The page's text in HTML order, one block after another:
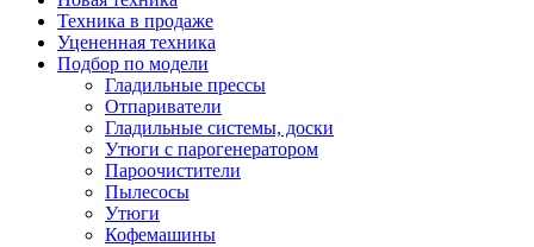
Техника в продаже
Уцененная техника
Подбор по модели
Гладильные прессы
Отпариватели
Гладильные системы, доски
Утюги с парогенератором
Пароочистители
Пылесосы
Утюги
Кофемашины